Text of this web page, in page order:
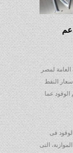
العامة لمصر
النفط
الوقود عما
فى
عما ورد فى الموازنة، التى